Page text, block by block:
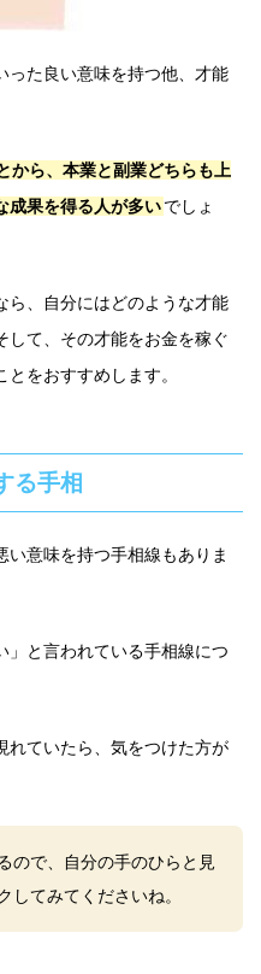
った良い意味を持つ他、才能
から、本業と副業どちらも上
成果を得る人が多いでしょ
ら、自分にはどのような才能
して、その才能をお金を稼ぐ
をおすすめします。
る手相
い意味を持つ手相線もありま
」と言われている手相線につ
れていたら、気をつけた方が
ので、自分の手のひらと見
してみてくださいね。